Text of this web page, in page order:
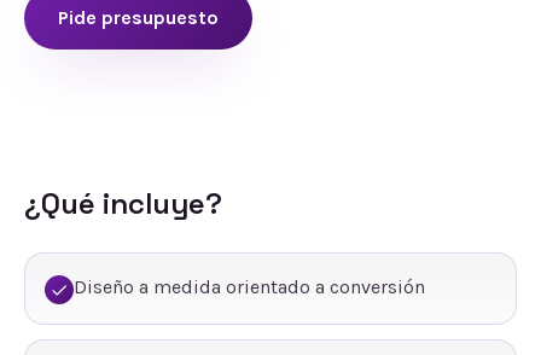
Pide presupuesto
¿Qué incluye?
Diseño a medida orientado a conversión